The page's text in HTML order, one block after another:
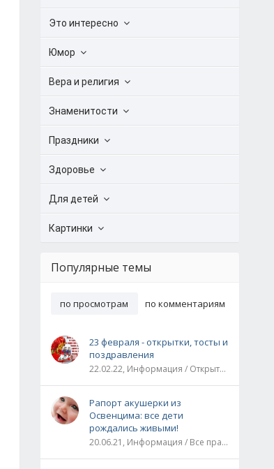
Это интересно
Юмор
Вера и религия
Знаменитости
Праздники
Здоровье
Для детей
Картинки
Популярные темы
по просмотрам по комментариям
23 февраля - открытки, тосты и
поздравления
22.02.22, Информация / Открытки / Все праздники
Рапорт акушерки из
Освенцима: все дети
рождались живыми!
20.06.21, Информация / Все праздники / Рассказы и истории